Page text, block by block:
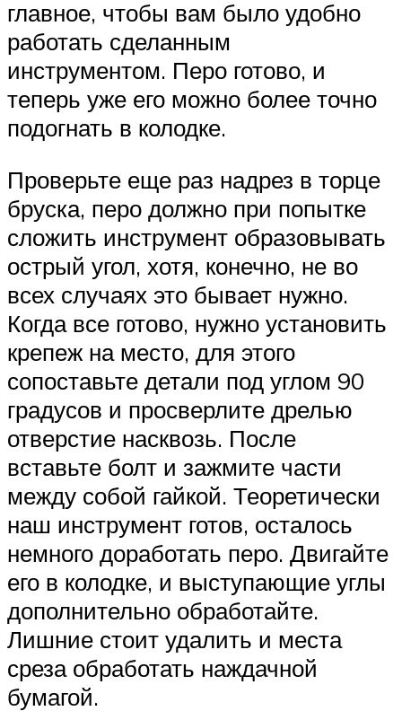
главное, чтобы вам было удобно
работать сделанным
инструментом. Перо готово, и
теперь уже его можно более точно
подогнать в колодке.
Проверьте еще раз надрез в торце
бруска, перо должно при попытке
сложить инструмент образовывать
острый угол, хотя, конечно, не во
всех случаях это бывает нужно.
Когда все готово, нужно установить
крепеж на место, для этого
сопоставьте детали под углом 90
градусов и просверлите дрелью
отверстие насквозь. После
вставьте болт и зажмите части
между собой гайкой. Теоретически
наш инструмент готов, осталось
немного доработать перо. Двигайте
его в колодке, и выступающие углы
дополнительно обработайте.
Лишние стоит удалить и места
среза обработать наждачной
бумагой.